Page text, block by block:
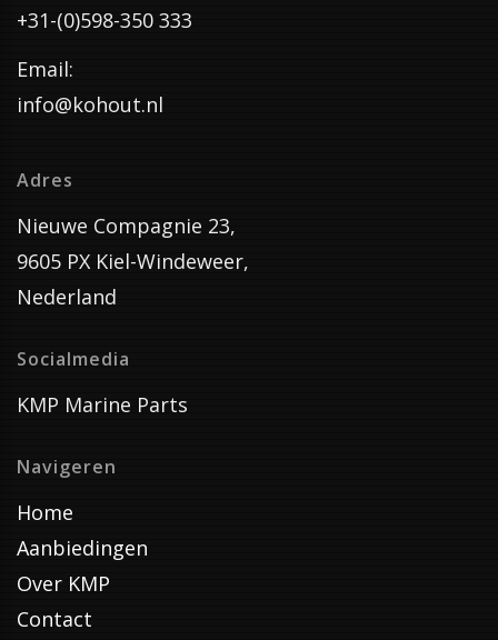
+31-(0)598-350 333
Email:
info@kohout.nl
Adres
Nieuwe Compagnie 23,
9605 PX Kiel-Windeweer,
Nederland
Socialmedia
KMP Marine Parts
Navigeren
Home
Aanbiedingen
Over KMP
Contact